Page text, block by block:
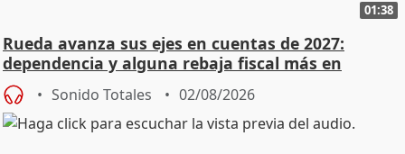
01:38
Rueda avanza sus ejes en cuentas de 2027:
dependencia y alguna rebaja fiscal más en
vivienda
Sonido Totales 02/08/2026